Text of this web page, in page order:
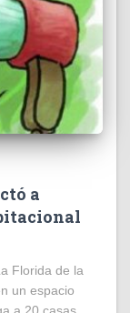
a
Florida de la
un espacio